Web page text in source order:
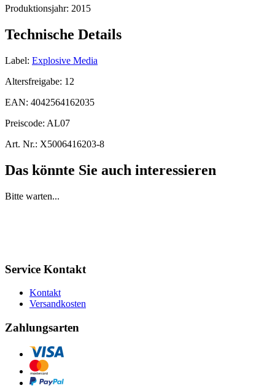
Produktionsjahr: 2015
Technische Details
Label: Explosive Media
Altersfreigabe: 12
EAN: 4042564162035
Preiscode: AL07
Art. Nr.: X5006416203-8
Das könnte Sie auch interessieren
Bitte warten...
Service Kontakt
Kontakt
Versandkosten
Zahlungsarten